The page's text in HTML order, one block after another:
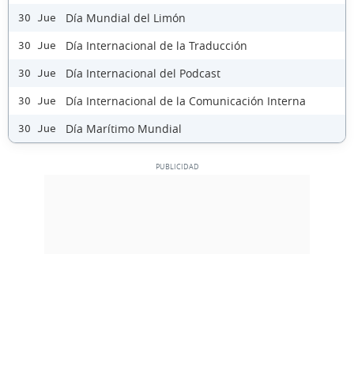
30 Jue Día Mundial del Limón
30 Jue Día Internacional de la Traducción
30 Jue Día Internacional del Podcast
30 Jue Día Internacional de la Comunicación Interna
30 Jue Día Marítimo Mundial